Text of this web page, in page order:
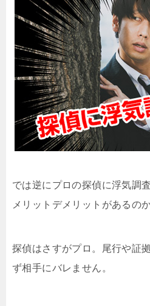
では逆にプロの探偵に浮気調
メリットデメリットがあるの
探偵はさすがプロ。尾行や証
ず相手にバレません。